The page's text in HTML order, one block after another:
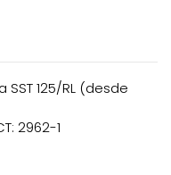
125/RL (desde
2962-1